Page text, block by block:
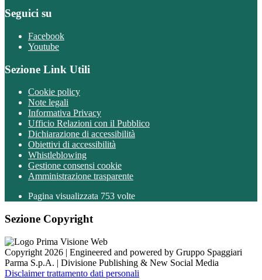
Seguici su
Facebook
Youtube
Sezione Link Utili
Cookie policy
Note legali
Informativa Privacy
Ufficio Relazioni con il Pubblico
Dichiarazione di accessibilità
Obiettivi di accessibilità
Whistleblowing
Gestione consensi cookie
Amministrazione trasparente
Pagina visualizzata 753 volte
Sezione Copyright
Copyright 2026 | Engineered and powered by Gruppo Spaggiari
Parma S.p.A. | Divisione Publishing & New Social Media
Disclaimer trattamento dati personali